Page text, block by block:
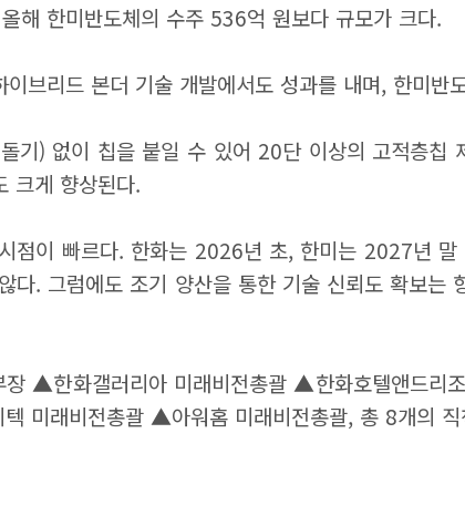
해 한미반도체의 수주 536억 원보다 규모가 크다.
브리드 본더 기술 개발에서도 성과를 내며, 한미반
기) 없이 칩을 붙일 수 있어 20단 이상의 고적층칩
크게 향상된다.
점이 빠르다. 한화는 2026년 초, 한미는 2027년
. 그럼에도 조기 양산을 통한 기술 신뢰도 확보는
▲한화갤러리아 미래비전총괄 ▲한화호텔앤드
미래비전총괄 ▲아워홈 미래비전총괄, 총 8개의 직